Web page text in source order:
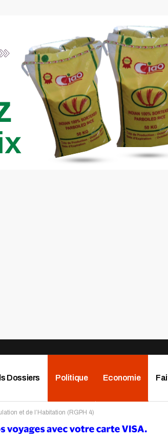
Dossiers Politique Economie
et de l’Habitation (RGPH 4)